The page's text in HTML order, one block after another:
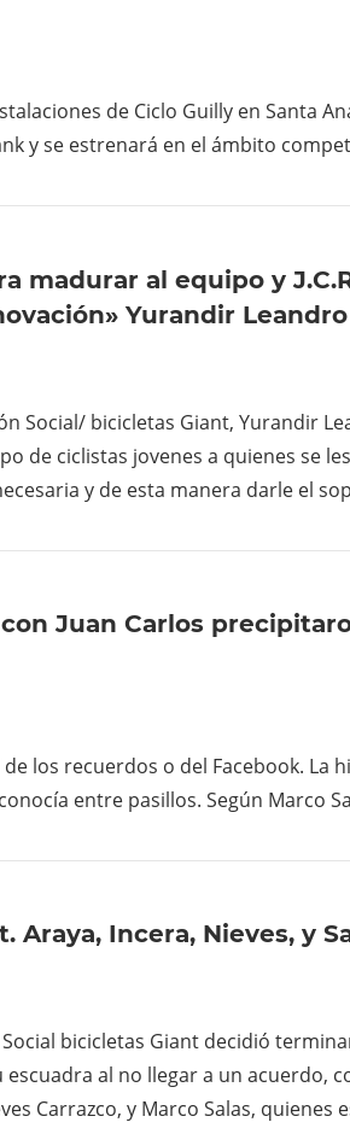
de Ciclo Guilly en Santa
y se estrenará en el ámbito
madurar al equipo y
Yurandir Leandro
Social/ bicicletas Giant, Yurandir
de ciclistas jovenes a quienes se
y de esta manera darle el
Juan Carlos
los recuerdos o del Facebook. La
entre pasillos. Según Marco
Araya, Incera, Nieves, y
bicicletas Giant decidió
al no llegar a un acuerdo,
Carrazco, y Marco Salas, quienes